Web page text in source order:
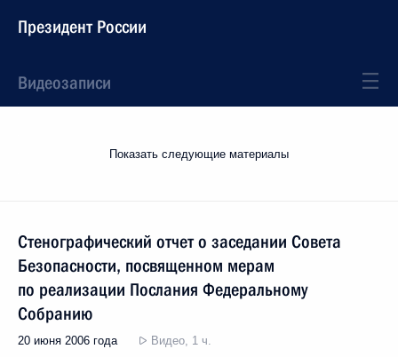
Президент России
Видеозаписи
Показать следующие материалы
Стенографический отчет о заседании Совета
Безопасности, посвященном мерам
по реализации Послания Федеральному
Собранию
20 июня 2006 года Видео, 1 ч.